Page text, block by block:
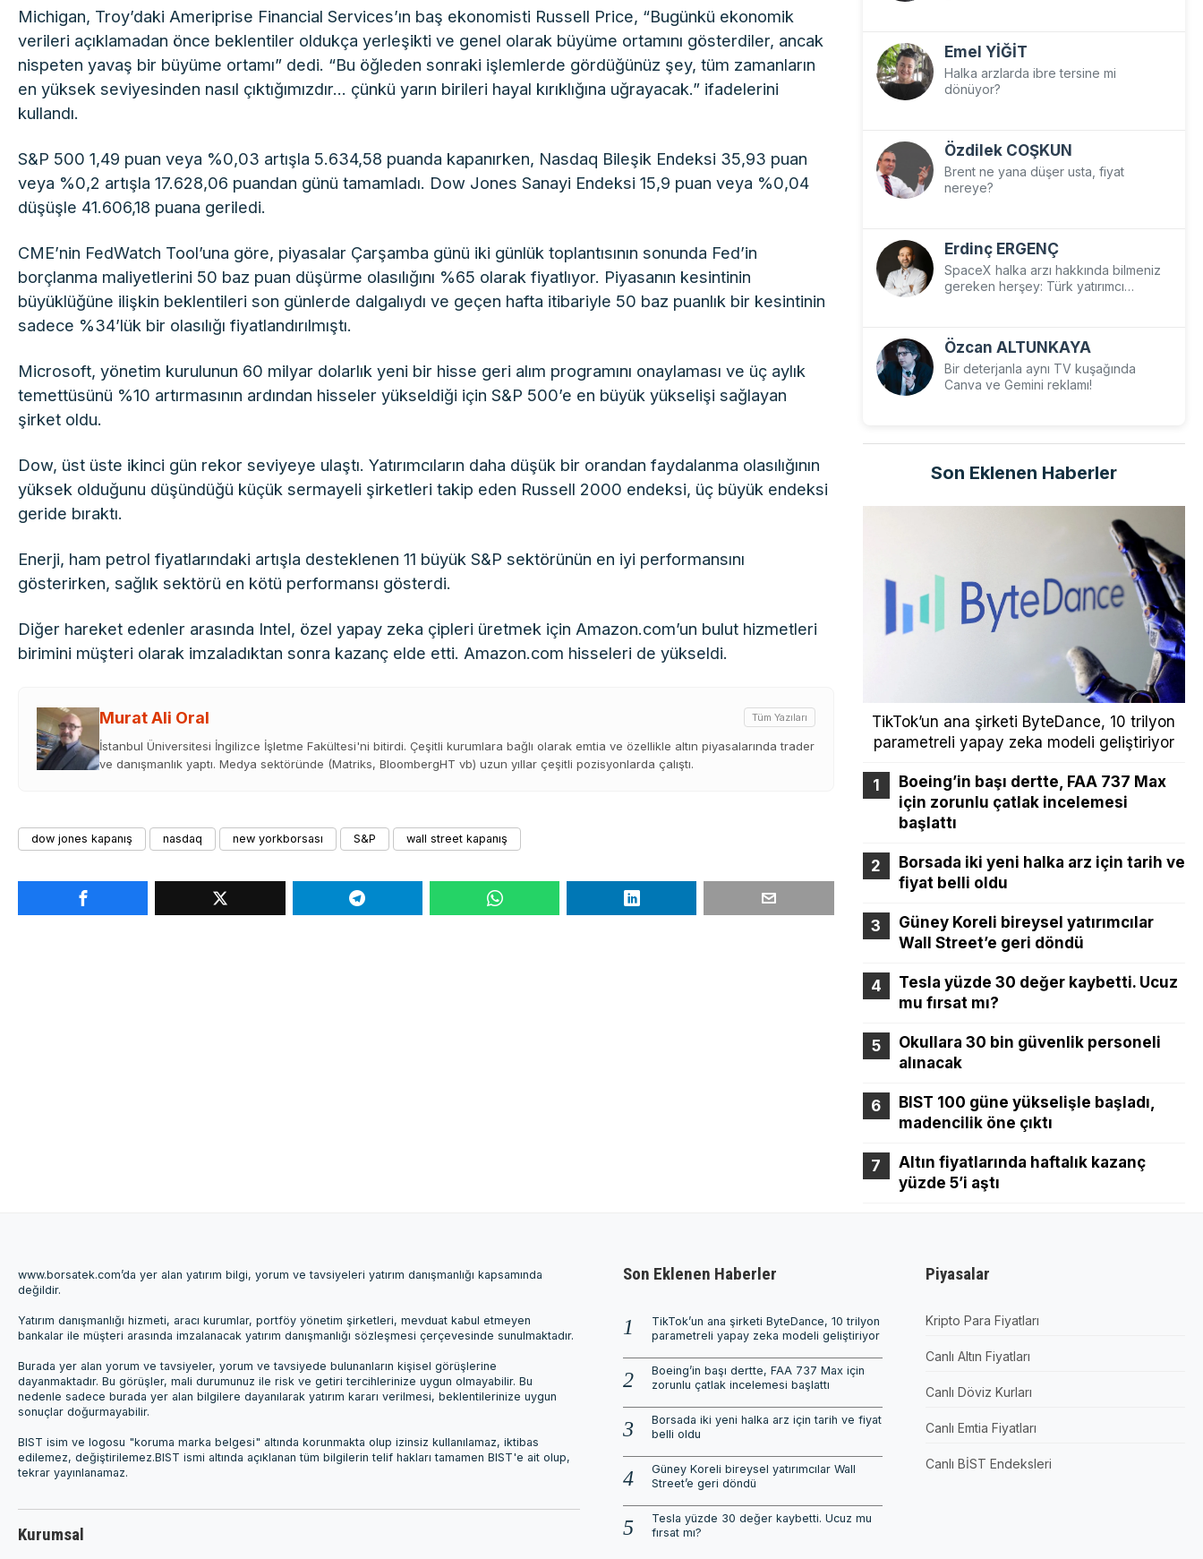
Michigan, Troy’daki Ameriprise Financial Services’ın baş ekonomisti Russell Price, “Bugünkü ekonomik
verileri açıklamadan önce beklentiler oldukça yerleşikti ve genel olarak büyüme ortamını gösterdiler, ancak
nispeten yavaş bir büyüme ortamı” dedi. “Bu öğleden sonraki işlemlerde gördüğünüz şey, tüm zamanların
en yüksek seviyesinden nasıl çıktığımızdır… çünkü yarın birileri hayal kırıklığına uğrayacak.” ifadelerini
kullandı.
S&P 500 1,49 puan veya %0,03 artışla 5.634,58 puanda kapanırken, Nasdaq Bileşik Endeksi 35,93 puan
veya %0,2 artışla 17.628,06 puandan günü tamamladı. Dow Jones Sanayi Endeksi 15,9 puan veya %0,04
düşüşle 41.606,18 puana geriledi.
CME’nin FedWatch Tool’una göre, piyasalar Çarşamba günü iki günlük toplantısının sonunda Fed’in
borçlanma maliyetlerini 50 baz puan düşürme olasılığını %65 olarak fiyatlıyor. Piyasanın kesintinin
büyüklüğüne ilişkin beklentileri son günlerde dalgalıydı ve geçen hafta itibariyle 50 baz puanlık bir kesintinin
sadece %34’lük bir olasılığı fiyatlandırılmıştı.
Microsoft, yönetim kurulunun 60 milyar dolarlık yeni bir hisse geri alım programını onaylaması ve üç aylık
temettüsünü %10 artırmasının ardından hisseler yükseldiği için S&P 500’e en büyük yükselişi sağlayan
şirket oldu.
Dow, üst üste ikinci gün rekor seviyeye ulaştı. Yatırımcıların daha düşük bir orandan faydalanma olasılığının
yüksek olduğunu düşündüğü küçük sermayeli şirketleri takip eden Russell 2000 endeksi, üç büyük endeksi
geride bıraktı.
Enerji, ham petrol fiyatlarındaki artışla desteklenen 11 büyük S&P sektörünün en iyi performansını
gösterirken, sağlık sektörü en kötü performansı gösterdi.
Diğer hareket edenler arasında Intel, özel yapay zeka çipleri üretmek için Amazon.com’un bulut hizmetleri
birimini müşteri olarak imzaladıktan sonra kazanç elde etti. Amazon.com hisseleri de yükseldi.
Murat Ali Oral Tüm Yazıları
İstanbul Üniversitesi İngilizce İşletme Fakültesi'ni bitirdi. Çeşitli kurumlara bağlı olarak emtia ve özellikle altın piyasalarında trader
ve danışmanlık yaptı. Medya sektöründe (Matriks, BloombergHT vb) uzun yıllar çeşitli pozisyonlarda çalıştı.
dow jones kapanış nasdaq new yorkborsası S&P wall street kapanış
Emel YİĞİT
Halka arzlarda ibre tersine mi
dönüyor?
Özdilek COŞKUN
Brent ne yana düşer usta, fiyat
nereye?
Erdinç ERGENÇ
SpaceX halka arzı hakkında bilmeniz
gereken herşey: Türk yatırımcı
Özcan ALTUNKAYA
Bir deterjanla aynı TV kuşağında
Canva ve Gemini reklamı!
Son Eklenen Haberler
TikTok’un ana şirketi ByteDance, 10 trilyon
parametreli yapay zeka modeli geliştiriyor
Boeing’in başı dertte, FAA 737 Max
için zorunlu çatlak incelemesi
başlattı
Borsada iki yeni halka arz için tarih ve
fiyat belli oldu
Güney Koreli bireysel yatırımcılar
Wall Street’e geri döndü
Tesla yüzde 30 değer kaybetti. Ucuz
mu fırsat mı?
Okullara 30 bin güvenlik personeli
alınacak
BIST 100 güne yükselişle başladı,
madencilik öne çıktı
Altın fiyatlarında haftalık kazanç
yüzde 5’i aştı
www.borsatek.com’da yer alan yatırım bilgi, yorum ve tavsiyeleri yatırım danışmanlığı kapsamında
değildir.
Yatırım danışmanlığı hizmeti, aracı kurumlar, portföy yönetim şirketleri, mevduat kabul etmeyen
bankalar ile müşteri arasında imzalanacak yatırım danışmanlığı sözleşmesi çerçevesinde sunulmaktadır.
Burada yer alan yorum ve tavsiyeler, yorum ve tavsiyede bulunanların kişisel görüşlerine
dayanmaktadır. Bu görüşler, mali durumunuz ile risk ve getiri tercihlerinize uygun olmayabilir. Bu
nedenle sadece burada yer alan bilgilere dayanılarak yatırım kararı verilmesi, beklentilerinize uygun
sonuçlar doğurmayabilir.
BIST isim ve logosu "koruma marka belgesi" altında korunmakta olup izinsiz kullanılamaz, iktibas
edilemez, değiştirilemez.BIST ismi altında açıklanan tüm bilgilerin telif hakları tamamen BIST'e ait olup,
tekrar yayınlanamaz.
Kurumsal
Son Eklenen Haberler
TikTok’un ana şirketi ByteDance, 10 trilyon
parametreli yapay zeka modeli geliştiriyor
Boeing’in başı dertte, FAA 737 Max için
zorunlu çatlak incelemesi başlattı
Borsada iki yeni halka arz için tarih ve fiyat
belli oldu
Güney Koreli bireysel yatırımcılar Wall
Street’e geri döndü
Tesla yüzde 30 değer kaybetti. Ucuz mu
fırsat mı?
Piyasalar
Kripto Para Fiyatları
Canlı Altın Fiyatları
Canlı Döviz Kurları
Canlı Emtia Fiyatları
Canlı BİST Endeksleri